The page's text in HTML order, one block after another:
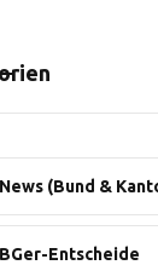
News (Bund &
BGer-Entscheide